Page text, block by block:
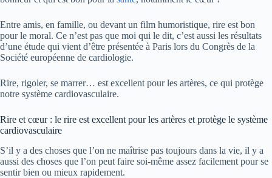
Entre amis, en famille, ou devant un film humoristique, rire est bon
pour le moral. Ce n’est pas que moi qui le dit, c’est aussi les résultats
d’une étude qui vient d’être présentée à Paris lors du Congrès de la
Société européenne de cardiologie.
Rire, rigoler, se marrer… est excellent pour les artères, ce qui protège
notre système cardiovasculaire.
Rire et cœur : le rire est excellent pour les artères et protège le système
cardiovasculaire
S’il y a des choses que l’on ne maîtrise pas toujours dans la vie, il y a
aussi des choses que l’on peut faire soi-même assez facilement pour se
sentir bien ou mieux rapidement.